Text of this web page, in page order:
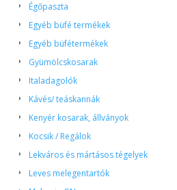
Égőpaszta
Egyéb büfé termékek
Egyéb büfétermékek
Gyümölcskosarak
Italadagolók
Kávés/ teáskannák
Kenyér kosarak, állványok
Kocsik / Regálok
Lekváros és mártásos tégelyek
Leves melegentartók